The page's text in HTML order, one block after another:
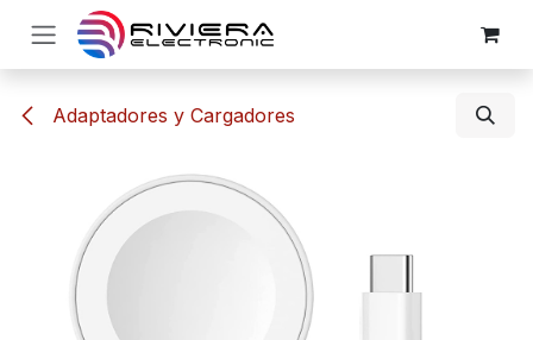
Ir al contenido
Adaptadores y Cargadores